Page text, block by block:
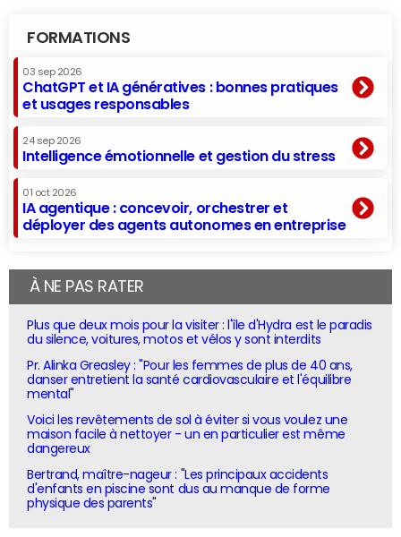
FORMATIONS
03 sep 2026
ChatGPT et IA génératives : bonnes pratiques
et usages responsables
24 sep 2026
Intelligence émotionnelle et gestion du stress
01 oct 2026
IA agentique : concevoir, orchestrer et
déployer des agents autonomes en entreprise
À NE PAS RATER
Plus que deux mois pour la visiter : l'île d'Hydra est le paradis
du silence, voitures, motos et vélos y sont interdits
Pr. Alinka Greasley : "Pour les femmes de plus de 40 ans,
danser entretient la santé cardiovasculaire et l'équilibre
mental"
Voici les revêtements de sol à éviter si vous voulez une
maison facile à nettoyer - un en particulier est même
dangereux
Bertrand, maître-nageur : "Les principaux accidents
d'enfants en piscine sont dus au manque de forme
physique des parents"